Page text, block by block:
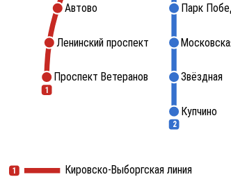
Кировско-Выборгская линия
11
1
2
Проспект Ветеранов
Ленинский проспект
Автово
Купчино
Звёздная
Парк